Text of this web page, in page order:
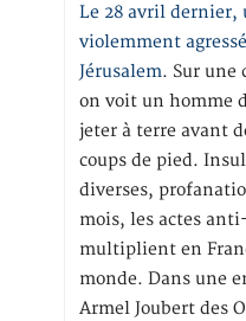
Le 28 avril dernier,
violemment
Jérusalem. Sur une
on voit un homme
jeter à terre avant
coups de pied.
diverses,
mois, les actes
multiplient en
monde. Dans une
Armel Joubert des